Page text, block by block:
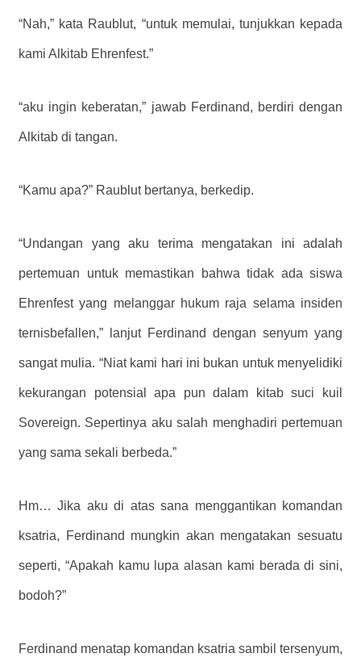
“Nah,” kata Raublut, “untuk memulai, tunjukkan kepada
kami Alkitab Ehrenfest.”
“aku ingin keberatan,” jawab Ferdinand, berdiri dengan
Alkitab di tangan.
“Kamu apa?” Raublut bertanya, berkedip.
“Undangan yang aku terima mengatakan ini adalah
pertemuan untuk memastikan bahwa tidak ada siswa
Ehrenfest yang melanggar hukum raja selama insiden
ternisbefallen,” lanjut Ferdinand dengan senyum yang
sangat mulia. “Niat kami hari ini bukan untuk menyelidiki
kekurangan potensial apa pun dalam kitab suci kuil
Sovereign. Sepertinya aku salah menghadiri pertemuan
yang sama sekali berbeda.”
Hm… Jika aku di atas sana menggantikan komandan
ksatria, Ferdinand mungkin akan mengatakan sesuatu
seperti, “Apakah kamu lupa alasan kami berada di sini,
bodoh?”
Ferdinand menatap komandan ksatria sambil tersenyum,